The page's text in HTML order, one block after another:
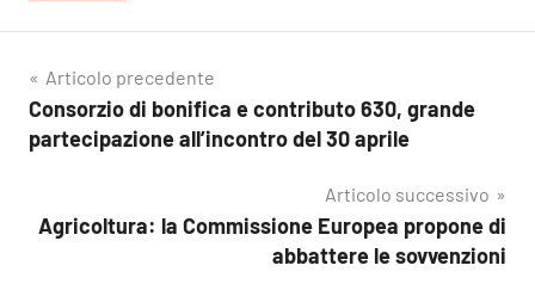
Navigazione
articoli
Articolo precedente
Consorzio di bonifica e contributo 630, grande
partecipazione all’incontro del 30 aprile
Articolo successivo
Agricoltura: la Commissione Europea propone di
abbattere le sovvenzioni